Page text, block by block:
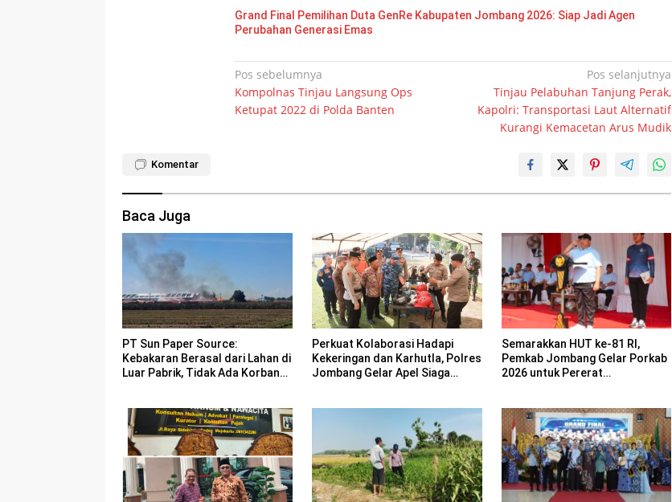
Grand Final Pemilihan Duta GenRe Kabupaten Jombang 2026: Siap Jadi Agen
Perubahan Generasi Emas
Navigasi
pos
Pos sebelumnya
Kompolnas Tinjau Langsung Ops
Ketupat 2022 di Polda Banten
Pos selanjutnya
Tinjau Pelabuhan Tanjung Perak,
Kapolri: Transportasi Laut Alternatif
Kurangi Kemacetan Arus Mudik
Komentar
Baca Juga
PT Sun Paper Source:
Kebakaran Berasal dari Lahan di
Luar Pabrik, Tidak Ada Korban
Perkuat Kolaborasi Hadapi
Kekeringan dan Karhutla, Polres
Jombang Gelar Apel Siaga
Semarakkan HUT ke-81 RI,
Pemkab Jombang Gelar Porkab
2026 untuk Pererat